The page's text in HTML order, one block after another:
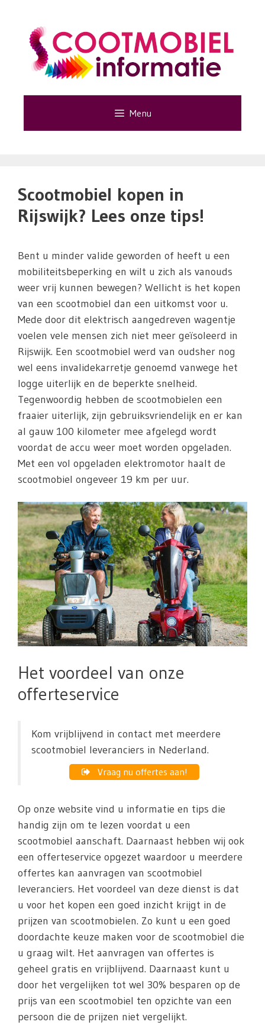
Menu
Scootmobiel kopen in
Rijswijk? Lees onze tips!
Bent u minder valide geworden of heeft u een
mobiliteitsbeperking en wilt u zich als vanouds
weer vrij kunnen bewegen? Wellicht is het kopen
van een scootmobiel dan een uitkomst voor u.
Mede door dit elektrisch aangedreven wagentje
voelen vele mensen zich niet meer geïsoleerd in
Rijswijk. Een scootmobiel werd van oudsher nog
wel eens invalidekarretje genoemd vanwege het
logge uiterlijk en de beperkte snelheid.
Tegenwoordig hebben de scootmobielen een
fraaier uiterlijk, zijn gebruiksvriendelijk en er kan
al gauw 100 kilometer mee afgelegd wordt
voordat de accu weer moet worden opgeladen.
Met een vol opgeladen elektromotor haalt de
scootmobiel ongeveer 19 km per uur.
Het voordeel van onze
offerteservice
Kom vrijblijvend in contact met meerdere
scootmobiel leveranciers in Nederland.
Vraag nu offertes aan!
Op onze website vind u informatie en tips die
handig zijn om te lezen voordat u een
scootmobiel aanschaft. Daarnaast hebben wij ook
een offerteservice opgezet waardoor u meerdere
offertes kan aanvragen van scootmobiel
leveranciers. Het voordeel van deze dienst is dat
u voor het kopen een goed inzicht krijgt in de
prijzen van scootmobielen. Zo kunt u een goed
doordachte keuze maken voor de scootmobiel die
u graag wilt. Het aanvragen van offertes is
geheel gratis en vrijblijvend. Daarnaast kunt u
door het vergelijken tot wel 30% besparen op de
prijs van een scootmobiel ten opzichte van een
persoon die de prijzen niet vergelijkt.